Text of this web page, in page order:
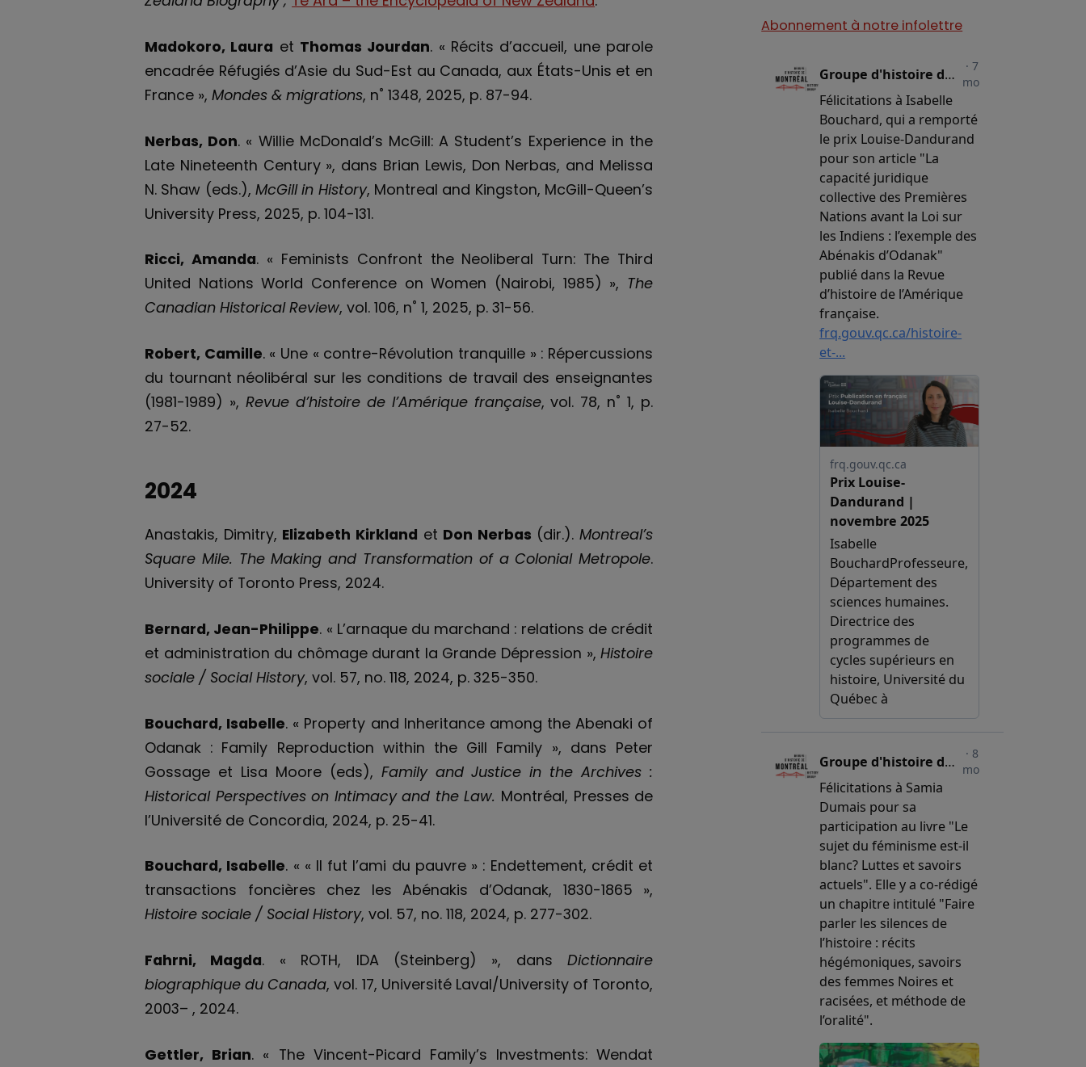
Madokoro, Laura et Thomas Jourdan. « Récits d’accueil, une parole
encadrée Réfugiés d’Asie du Sud-Est au Canada, aux États-Unis et en
France »,Mondes & migrations, n˚ 1348, 2025, p. 87-94.
Nerbas, Don. « Willie McDonald’s McGill: A Student’s Experience in the
Late Nineteenth Century », dans Brian Lewis, Don Nerbas, and Melissa
N. Shaw (eds.),McGill in History, Montreal and Kingston, McGill-Queen’s
University Press, 2025, p. 104-131.
Ricci, Amanda. « Feminists Confront the Neoliberal Turn: The Third
United Nations World Conference on Women (Nairobi, 1985) », The
Canadian Historical Review, vol. 106, n˚ 1, 2025, p. 31-56.
Robert, Camille. « Une « contre-Révolution tranquille » : Répercussions
du tournant néolibéral sur les conditions de travail des enseignantes
(1981-1989) », Revue d’histoire de l’Amérique française, vol. 78, n˚ 1, p.
27-52.
2024
Anastakis, Dimitry, Elizabeth Kirkland et Don Nerbas (dir.).Montreal’s
Square Mile. The Making and Transformation of a Colonial Metropole.
University of Toronto Press, 2024.
Bernard, Jean-Philippe. « L’arnaque du marchand : relations de crédit
et administration du chômage durant la Grande Dépression »,Histoire
sociale / Social History, vol. 57, no. 118, 2024, p. 325-350.
Bouchard, Isabelle. « Property and Inheritance among the Abenaki of
Odanak : Family Reproduction within the Gill Family », dans Peter
Gossage et Lisa Moore (eds), Family and Justice in the Archives :
Historical Perspectives on Intimacy and the Law. Montréal, Presses de
l’Université de Concordia, 2024, p. 25-41.
Bouchard, Isabelle. « « Il fut l’ami du pauvre » : Endettement, crédit et
transactions foncières chez les Abénakis d’Odanak, 1830-1865 »,
Histoire sociale / Social History, vol. 57, no. 118, 2024, p. 277-302.
Fahrni, Magda. « ROTH, IDA (Steinberg) », dansDictionnaire
biographique du Canada, vol. 17, Université Laval/University of Toronto,
2003– , 2024.
Gettler, Brian. « The Vincent-Picard Family’s Investments: Wendat
Abonnement à notre infolettre